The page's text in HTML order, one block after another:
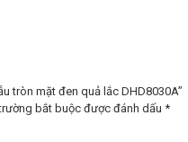
tròn mặt đen quả lắc DHD8030A”
bắt buộc được đánh dấu *